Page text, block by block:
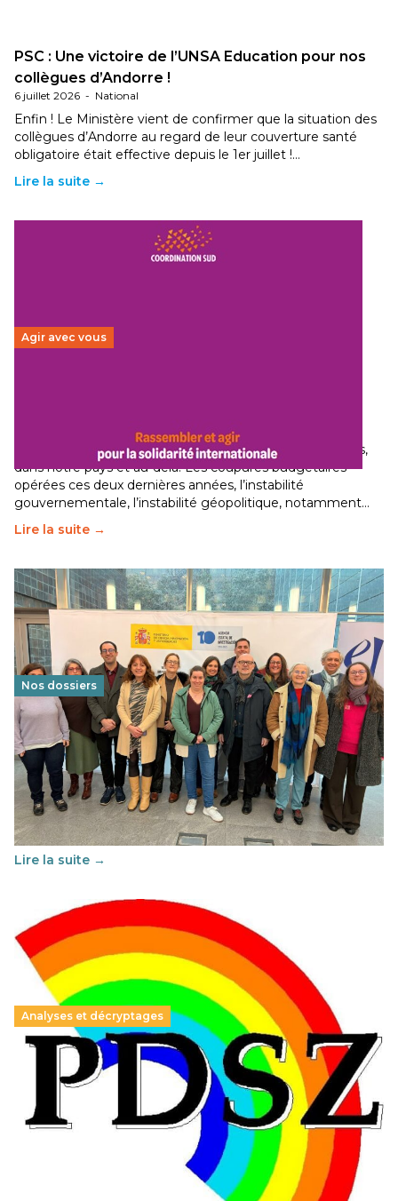
PSC : Une victoire de l’UNSA Education pour nos
collègues d’Andorre !
6 juillet 2026 - National
Enfin ! Le Ministère vient de confirmer que la situation des
collègues d’Andorre au regard de leur couverture santé
obligatoire était effective depuis le 1er juillet !…
Lire la suite →
Agir avec vous
Le secteur humanitaire connaît des difficultés profondes,
dans notre pays et au-delà. Les coupures budgétaires
opérées ces deux dernières années, l’instabilité
gouvernementale, l’instabilité géopolitique, notamment…
Lire la suite →
Nos dossiers
Éducation au vivre-ensemble : un échange croisé
franco-espagnol pour changer d’approche
29 juin 2026-National
Cette année, l'UNSA Éducation a mené un projet Erasmus
soutenu par l'union Européenne et centré sur l'éducation
au vivre-ensemble : quelles différences entre la France…
Lire la suite →
Analyses et décryptages
Hongrie : du changement pour les politiques
éducatives, aussi !
25 juin 2026
En Hongrie, le conservateur Peter Magyar et son parti
Tisza "Respect et liberté" ont remporté une large victoire,
contre le premier ministre sortant, Viktor Orban,…